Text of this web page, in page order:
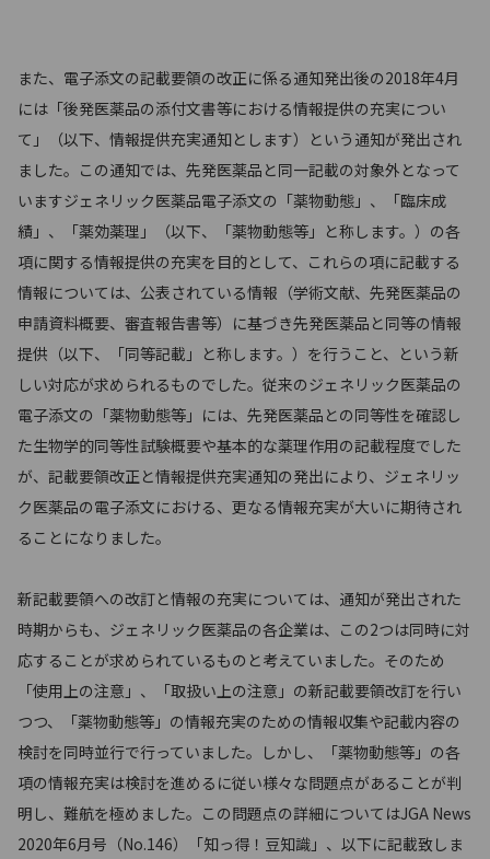
また、電子添文の記載要領の改正に係る通知発出後の2018年4月
には「後発医薬品の添付文書等における情報提供の充実につい
て」（以下、情報提供充実通知とします）という通知が発出され
ました。この通知では、先発医薬品と同一記載の対象外となって
いますジェネリック医薬品電子添文の「薬物動態」、「臨床成
績」、「薬効薬理」（以下、「薬物動態等」と称します。）の各
項に関する情報提供の充実を目的として、これらの項に記載する
情報については、公表されている情報（学術文献、先発医薬品の
申請資料概要、審査報告書等）に基づき先発医薬品と同等の情報
提供（以下、「同等記載」と称します。）を行うこと、という新
しい対応が求められるものでした。従来のジェネリック医薬品の
電子添文の「薬物動態等」には、先発医薬品との同等性を確認し
た生物学的同等性試験概要や基本的な薬理作用の記載程度でした
が、記載要領改正と情報提供充実通知の発出により、ジェネリッ
ク医薬品の電子添文における、更なる情報充実が大いに期待され
ることになりました。
新記載要領への改訂と情報の充実については、通知が発出された
時期からも、ジェネリック医薬品の各企業は、この2つは同時に対
応することが求められているものと考えていました。そのため
「使用上の注意」、「取扱い上の注意」の新記載要領改訂を行い
つつ、「薬物動態等」の情報充実のための情報収集や記載内容の
検討を同時並行で行っていました。しかし、「薬物動態等」の各
項の情報充実は検討を進めるに従い様々な問題点があることが判
明し、難航を極めました。この問題点の詳細についてはJGA News
2020年6月号（No.146）「知っ得！豆知識」、以下に記載致しま